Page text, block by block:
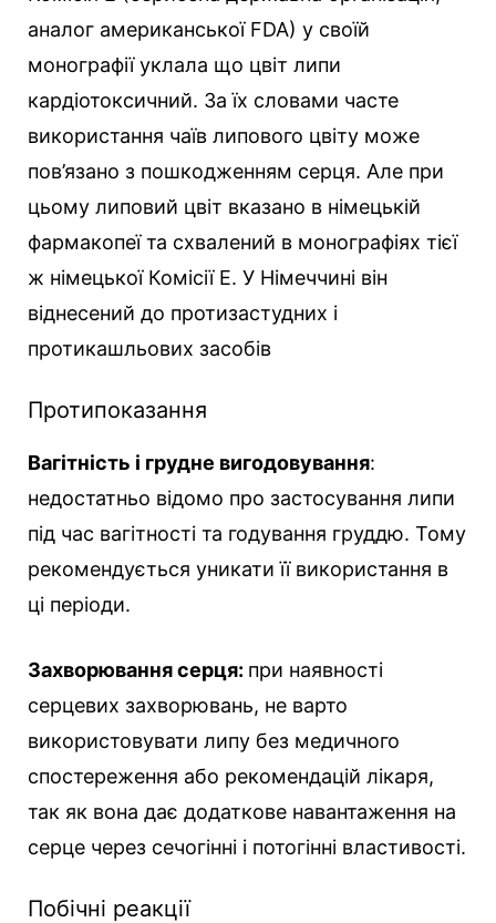
аналог американської FDA) у своїй
монографії уклала що цвіт липи
кардіотоксичний. За їх словами часте
використання чаїв липового цвіту може
пов’язано з пошкодженням серця. Але при
цьому липовий цвіт вказано в німецькій
фармакопеї та схвалений в монографіях тієї
ж німецької Комісії E. У Німеччині він
віднесений до протизастудних і
протикашльових засобів
Протипоказання
Вагітність і грудне вигодовування:
недостатньо відомо про застосування липи
під час вагітності та годування груддю. Тому
рекомендується уникати її використання в
ці періоди.
Захворювання серця: при наявності
серцевих захворювань, не варто
використовувати липу без медичного
спостереження або рекомендацій лікаря,
так як вона дає додаткове навантаження на
серце через сечогінні і потогінні властивості.
Побічні реакції